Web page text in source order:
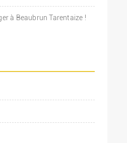
à Beaubrun Tarentaize !